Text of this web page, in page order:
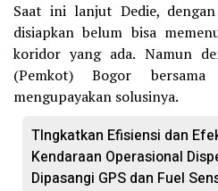
Saat ini lanjut Dedie,
disiapkan belum bisa
koridor yang ada. Namun
(Pemkot) Bogor
mengupayakan solusinya.
TIngkatkan Efisiensi dan
Kendaraan Operasional
Dipasangi GPS dan Fuel